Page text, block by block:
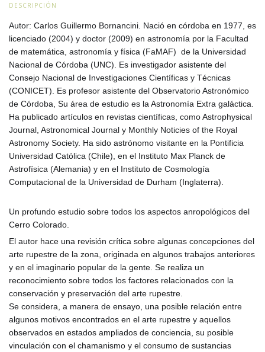
DESCRIPCIÓN
Autor: Carlos Guillermo Bornancini. Nació en córdoba en 1977, es
licenciado (2004) y doctor (2009) en astronomía por la Facultad
de matemática, astronomía y física (FaMAF) de la Universidad
Nacional de Córdoba (UNC). Es investigador asistente del
Consejo Nacional de Investigaciones Científicas y Técnicas
(CONICET). Es profesor asistente del Observatorio Astronómico
de Córdoba, Su área de estudio es la Astronomía Extra galáctica.
Ha publicado artículos en revistas científicas, como Astrophysical
Journal, Astronomical Journal y Monthly Noticies of the Royal
Astronomy Society. Ha sido astrónomo visitante en la Pontificia
Universidad Católica (Chile), en el Instituto Max Planck de
Astrofísica (Alemania) y en el Instituto de Cosmología
Computacional de la Universidad de Durham (Inglaterra).
Un profundo estudio sobre todos los aspectos anropológicos del
Cerro Colorado.
El autor hace una revisión crítica sobre algunas concepciones del
arte rupestre de la zona, originada en algunos trabajos anteriores
y en el imaginario popular de la gente. Se realiza un
reconocimiento sobre todos los factores relacionados con la
conservación y preservación del arte rupestre.
Se considera, a manera de ensayo, una posible relación entre
algunos motivos encontrados en el arte rupestre y aquellos
observados en estados ampliados de conciencia, su posible
vinculación con el chamanismo y el consumo de sustancias